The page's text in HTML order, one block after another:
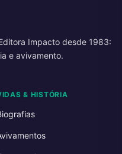
Impacto desde 1983:
e avivamento.
& HISTÓRIA